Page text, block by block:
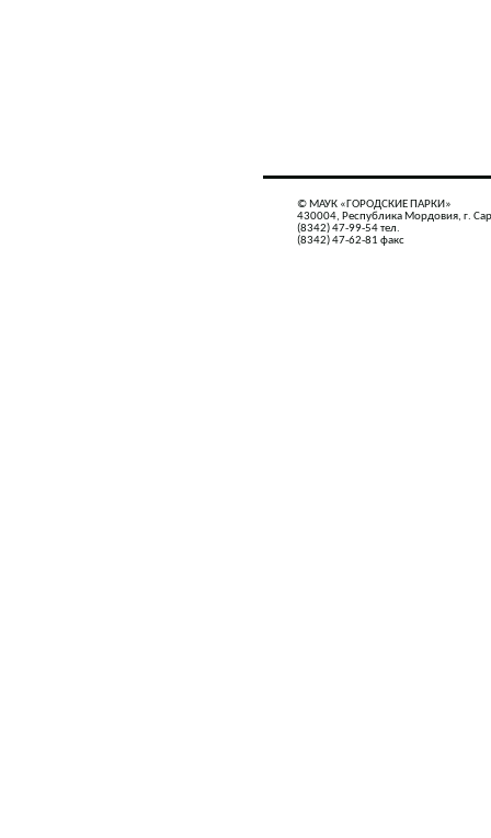
© МАУК «ГОРОДСКИЕ ПАРКИ»
430004, Республика Мордовия, г.
(8342) 47-99-54 тел.
(8342) 47-62-81 факс